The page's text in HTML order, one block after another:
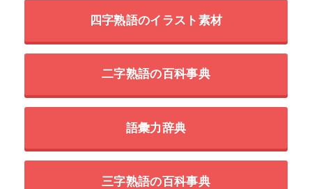
四字熟語のイラスト素材
二字熟語の百科事典
語彙力辞典
三字熟語の百科事典